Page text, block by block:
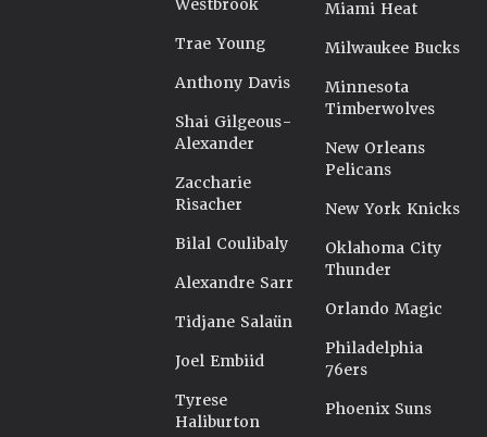
Westbrook
Trae Young
Anthony Davis
Shai Gilgeous-
Alexander
Zaccharie
Risacher
Bilal Coulibaly
Alexandre Sarr
Tidjane Salaün
Joel Embiid
Tyrese
Haliburton
Miami Heat
Milwaukee Bucks
Minnesota
Timberwolves
New Orleans
Pelicans
New York Knicks
Oklahoma City
Thunder
Orlando Magic
Philadelphia
76ers
Phoenix Suns